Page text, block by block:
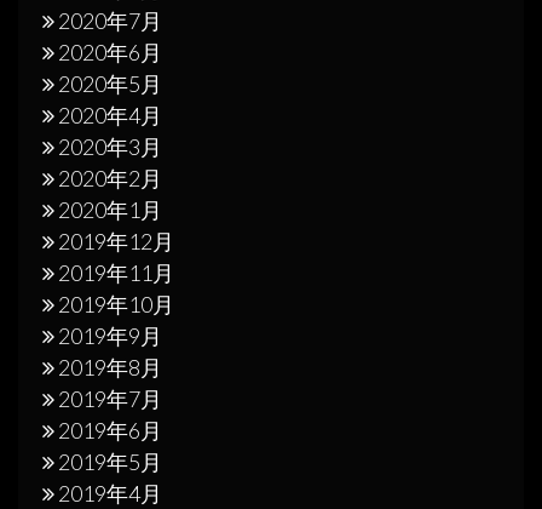
2020年7月
2020年6月
2020年5月
2020年4月
2020年3月
2020年2月
2020年1月
2019年12月
2019年11月
2019年10月
2019年9月
2019年8月
2019年7月
2019年6月
2019年5月
2019年4月